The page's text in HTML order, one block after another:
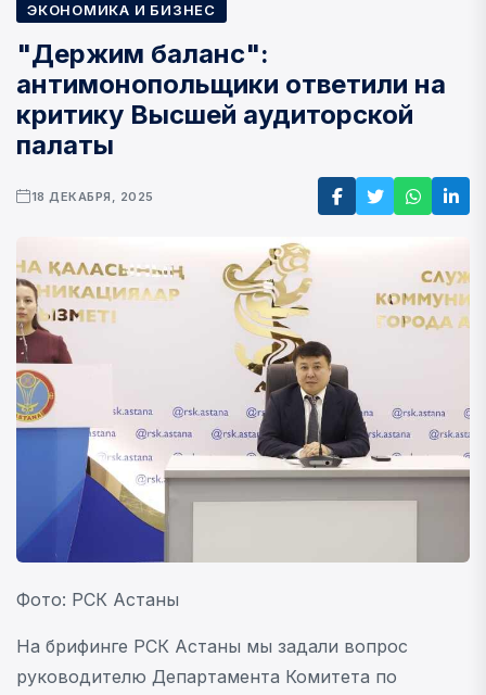
ЭКОНОМИКА И БИЗНЕС
"Держим баланс":
антимонопольщики ответили на
критику Высшей аудиторской
палаты
18 ДЕКАБРЯ, 2025
Фото: РСК Астаны
На брифинге РСК Астаны мы задали вопрос
руководителю Департамента Комитета по